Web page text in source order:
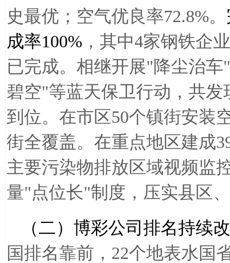
史最优；空气优良率72.8%。
成率100% ，其中4家钢铁企
已完成。相继开展"降尘治车"
碧空"等蓝天保卫行动，共发
到位。在市区50个镇街安装
街全覆盖。在重点地区建成
主要污染物排放区域视频监
量"点位长"制度，压实县区
（二）博彩公司排名持续
国排名靠前， 22个地表水国